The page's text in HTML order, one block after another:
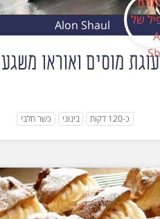
Alon Shaul
עוגת מוסים ואוראו
כ-120 דקות בינוני כשר חלבי